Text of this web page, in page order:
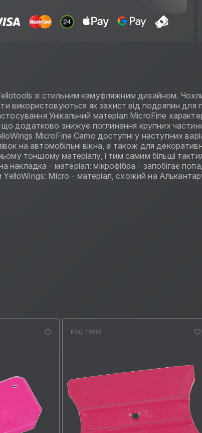
зі стильним камуфляжним дизайном.
використовуються як захист від подряпин для
Унікальний матеріал MicroFine
додатково знижує поглинання крупних
MicroFine Camo доступні у наступних
на автомобільні вікна, а також для
тоншому матеріалу, і тим самим більші
- матеріал: мікрофібра - запобігає
Micro - матеріал, схожий на
КОД: 16683